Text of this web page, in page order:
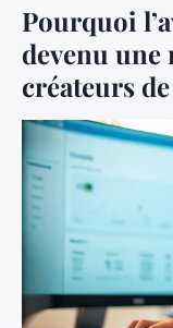
Pourquoi
devenu une
créateurs